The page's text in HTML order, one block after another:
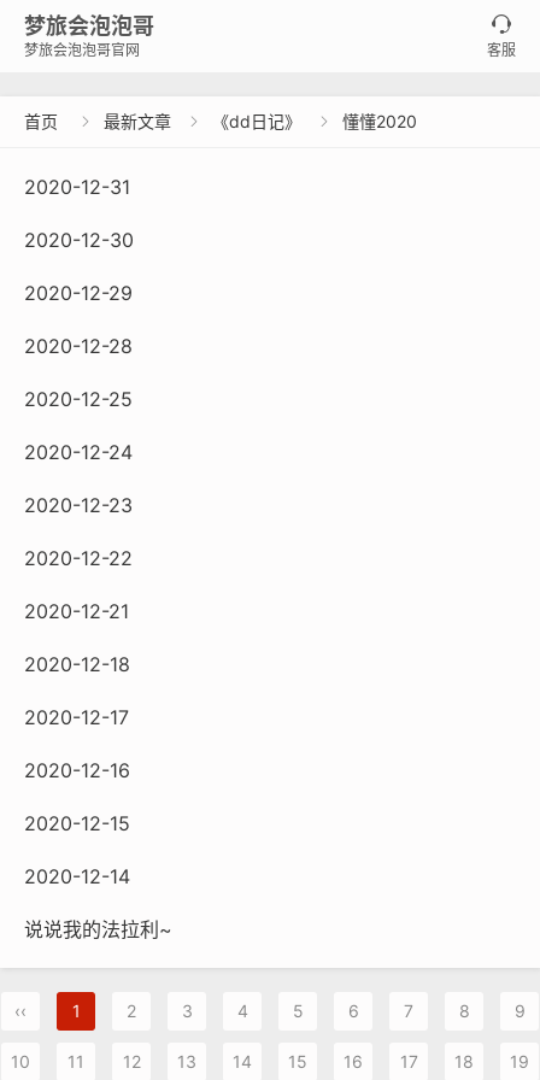
梦旅会泡泡哥
梦旅会泡泡哥官网

客服
首页  最新文章  《dd日记》  懂懂2020
2020-12-31
2020-12-30
2020-12-29
2020-12-28
2020-12-25
2020-12-24
2020-12-23
2020-12-22
2020-12-21
2020-12-18
2020-12-17
2020-12-16
2020-12-15
2020-12-14
说说我的法拉利~
‹‹ 1 2 3 4 5 6 7 8 9
10 11 12 13 14 15 16 17 18 19